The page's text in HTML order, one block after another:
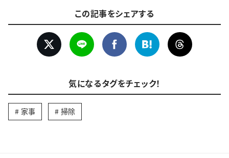
この記事をシェアする
気になるタグをチェック！
家事 掃除